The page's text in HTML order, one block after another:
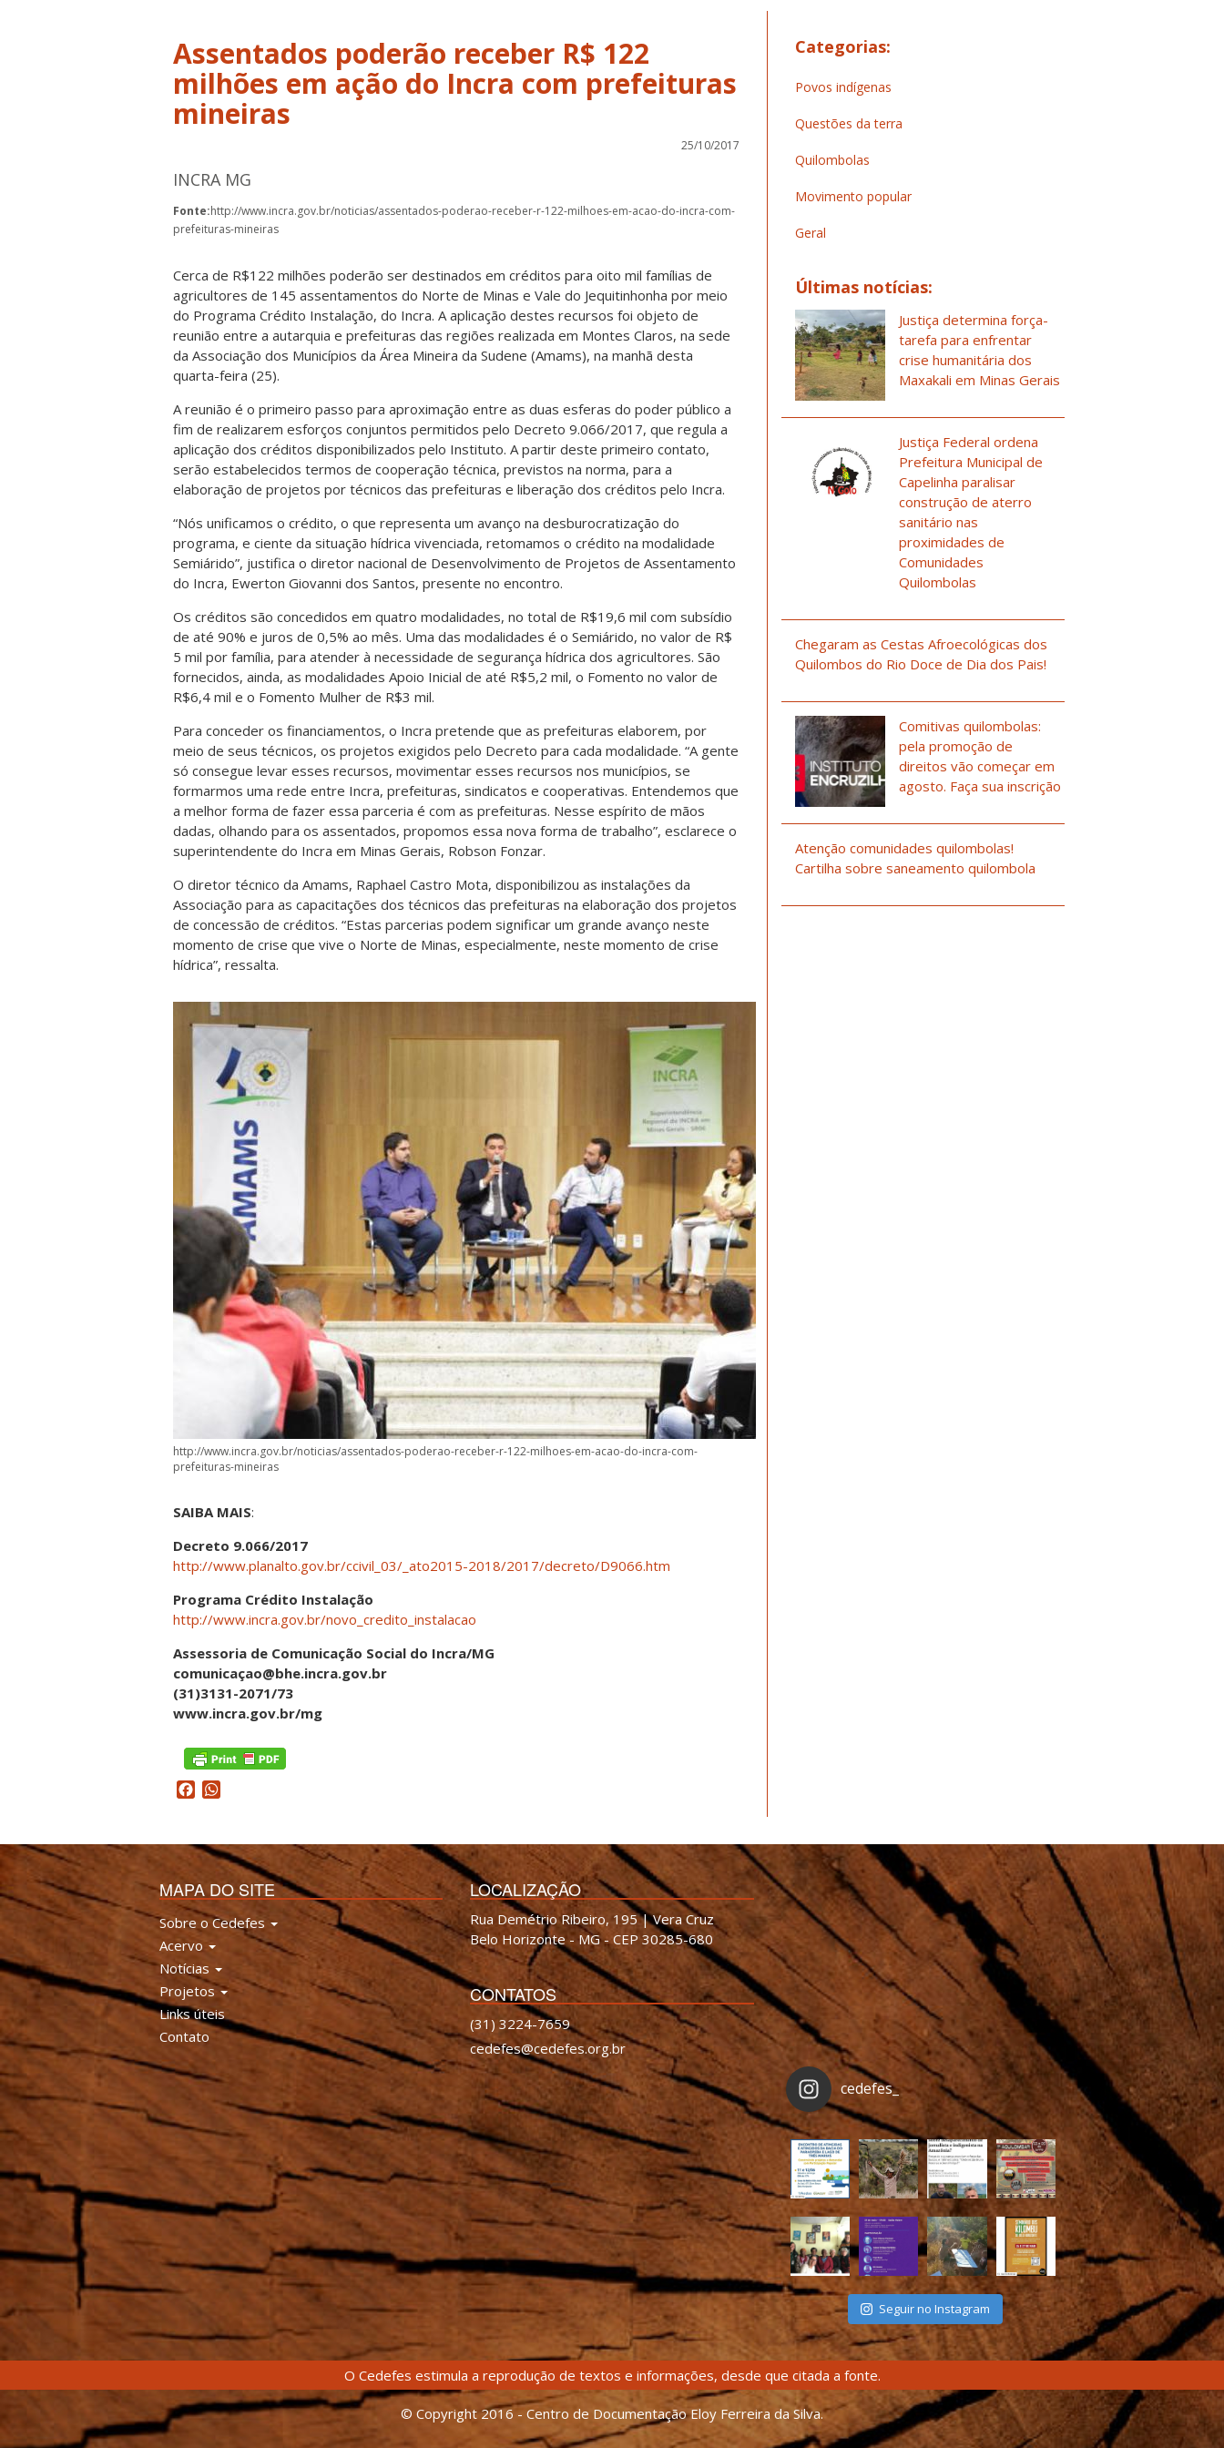
Assentados poderão receber R$ 122
milhões em ação do Incra com prefeituras
mineiras
25/10/2017
INCRA MG
Fonte:http://www.incra.gov.br/noticias/assentados-poderao-receber-r-122-milhoes-em-acao-do-incra-com-
prefeituras-mineiras
Cerca de R$122 milhões poderão ser destinados em créditos para oito mil famílias de
agricultores de 145 assentamentos do Norte de Minas e Vale do Jequitinhonha por meio
do Programa Crédito Instalação, do Incra. A aplicação destes recursos foi objeto de
reunião entre a autarquia e prefeituras das regiões realizada em Montes Claros, na sede
da Associação dos Municípios da Área Mineira da Sudene (Amams), na manhã desta
quarta-feira (25).
A reunião é o primeiro passo para aproximação entre as duas esferas do poder público a
fim de realizarem esforços conjuntos permitidos pelo Decreto 9.066/2017, que regula a
aplicação dos créditos disponibilizados pelo Instituto. A partir deste primeiro contato,
serão estabelecidos termos de cooperação técnica, previstos na norma, para a
elaboração de projetos por técnicos das prefeituras e liberação dos créditos pelo Incra.
“Nós unificamos o crédito, o que representa um avanço na desburocratização do
programa, e ciente da situação hídrica vivenciada, retomamos o crédito na modalidade
Semiárido”, justifica o diretor nacional de Desenvolvimento de Projetos de Assentamento
do Incra, Ewerton Giovanni dos Santos, presente no encontro.
Os créditos são concedidos em quatro modalidades, no total de R$19,6 mil com subsídio
de até 90% e juros de 0,5% ao mês. Uma das modalidades é o Semiárido, no valor de R$
5 mil por família, para atender à necessidade de segurança hídrica dos agricultores. São
fornecidos, ainda, as modalidades Apoio Inicial de até R$5,2 mil, o Fomento no valor de
R$6,4 mil e o Fomento Mulher de R$3 mil.
Para conceder os financiamentos, o Incra pretende que as prefeituras elaborem, por
meio de seus técnicos, os projetos exigidos pelo Decreto para cada modalidade. “A gente
só consegue levar esses recursos, movimentar esses recursos nos municípios, se
formarmos uma rede entre Incra, prefeituras, sindicatos e cooperativas. Entendemos que
a melhor forma de fazer essa parceria é com as prefeituras. Nesse espírito de mãos
dadas, olhando para os assentados, propomos essa nova forma de trabalho”, esclarece o
superintendente do Incra em Minas Gerais, Robson Fonzar.
O diretor técnico da Amams, Raphael Castro Mota, disponibilizou as instalações da
Associação para as capacitações dos técnicos das prefeituras na elaboração dos projetos
de concessão de créditos. “Estas parcerias podem significar um grande avanço neste
momento de crise que vive o Norte de Minas, especialmente, neste momento de crise
hídrica”, ressalta.
http://www.incra.gov.br/noticias/assentados-poderao-receber-r-122-milhoes-em-acao-do-incra-com-
prefeituras-mineiras
SAIBA MAIS:
Decreto 9.066/2017
http://www.planalto.gov.br/ccivil_03/_ato2015-2018/2017/decreto/D9066.htm
Programa Crédito Instalação
http://www.incra.gov.br/novo_credito_instalacao
Assessoria de Comunicação Social do Incra/MG
comunicaçao@bhe.incra.gov.br
(31)3131-2071/73
www.incra.gov.br/mg
Facebook
Categorias:
Povos indígenas
Questões da terra
Quilombolas
Movimento popular
Geral
Últimas notícias:
Justiça determina força-
tarefa para enfrentar
crise humanitária dos
Maxakali em Minas Gerais
Justiça Federal ordena
Prefeitura Municipal de
Capelinha paralisar
construção de aterro
sanitário nas
proximidades de
Comunidades
Quilombolas
Chegaram as Cestas Afroecológicas dos
Quilombos do Rio Doce de Dia dos Pais!
Comitivas quilombolas:
pela promoção de
direitos vão começar em
agosto. Faça sua inscrição
Atenção comunidades quilombolas!
Cartilha sobre saneamento quilombola
MAPA DO SITE
Sobre o Cedefes
Acervo
Notícias
Projetos
Links úteis
Contato
LOCALIZAÇÃO
Rua Demétrio Ribeiro, 195 | Vera Cruz
Belo Horizonte - MG - CEP 30285-680
CONTATOS
(31) 3224-7659
cedefes@cedefes.org.br
cedefes_
Seguir no Instagram
O Cedefes estimula a reprodução de textos e informações, desde que citada a fonte.
© Copyright 2016 - Centro de Documentação Eloy Ferreira da Silva.